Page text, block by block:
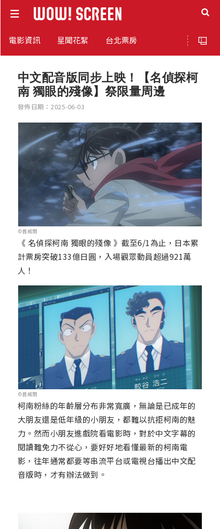
電影資訊 星聞花絮 台北票房
中文配音版同步上映！【名偵探柯
南 獨眼的殘像】祭限量周邊
發佈日期：2025-06-03
©普威爾
《 名偵探柯南 獨眼的殘像 》截至6/1為止，日本累
計票房突破133億日圓，入場觀眾動員超過921萬
人！
©普威爾
柯南粉絲的年齡層分布非常寬廣，無論是已成年的
大朋友還是低年級的小朋友，都難以抗拒柯南的魅
力。然而小朋友進戲院看電影時，對於中文字幕的
閱讀難免力不從心，要好好地看懂最新的柯南電
影，往年通常都要等串流平台或電視台播出中文配
音版時，才有辦法做到。